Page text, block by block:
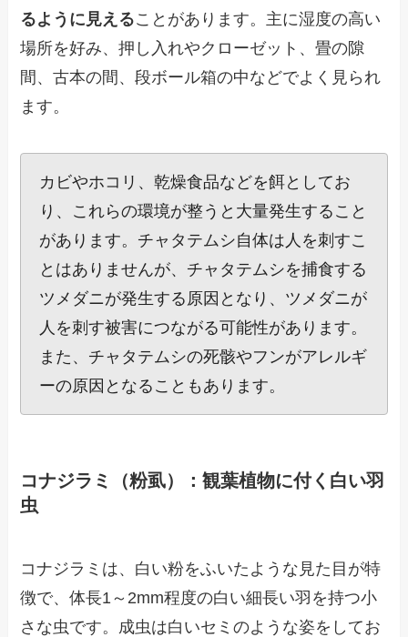
るように見えることがあります。主に湿度の高い
場所を好み、押し入れやクローゼット、畳の隙
間、古本の間、段ボール箱の中などでよく見られ
ます。
カビやホコリ、乾燥食品などを餌としてお
り、これらの環境が整うと大量発生すること
があります。チャタテムシ自体は人を刺すこ
とはありませんが、チャタテムシを捕食する
ツメダニが発生する原因となり、ツメダニが
人を刺す被害につながる可能性があります。
また、チャタテムシの死骸やフンがアレルギ
ーの原因となることもあります。
コナジラミ（粉虱）：観葉植物に付く白い羽
虫
コナジラミは、白い粉をふいたような見た目が特
徴で、体長1～2mm程度の白い細長い羽を持つ小
さな虫です。成虫は白いセミのような姿をしてお